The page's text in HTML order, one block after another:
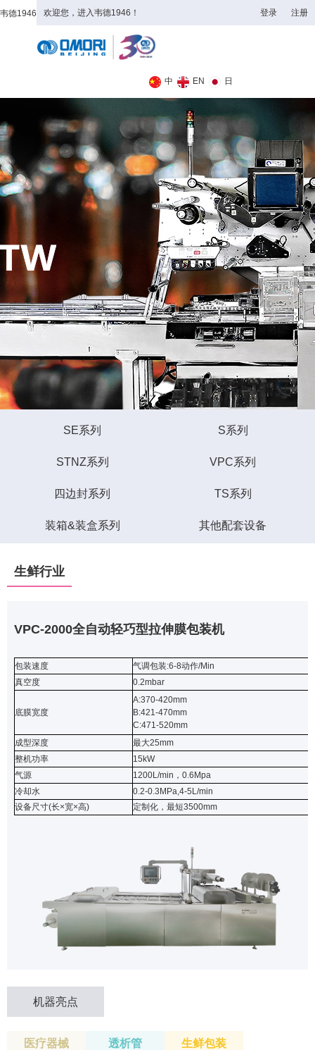
韦德1946 欢迎您，进入韦德1946！ 登录 注册
中 EN 日
SE系列 S系列
STNZ系列 VPC系列
四边封系列 TS系列
装箱&装盒系列 其他配套设备
生鲜行业
VPC-2000全自动轻巧型拉伸膜包装机
包装速度
气调包装:6-8动作/Min
真空度
0.2mbar
底膜宽度
A:370-420mm
B:421-470mm
C:471-520mm
成型深度
最大25mm
整机功率
15kW
气源
1200L/min，0.6Mpa
冷却水
0.2-0.3MPa,4-5L/min
设备尺寸(长×宽×高)
定制化，最短3500mm
机器亮点
医疗器械 透析管 生鲜包装